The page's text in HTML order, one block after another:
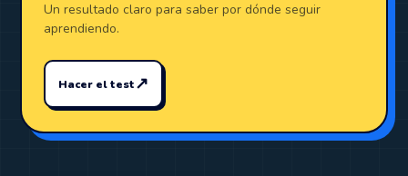
Un resultado claro para saber por dónde seguir
aprendiendo.
Hacer el test↗